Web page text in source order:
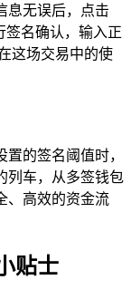
息无误后，点击
签名确认，输入正
这场交易中的使
的签名阈值时，
列车，从多签钱包
、高效的资金流
贴士